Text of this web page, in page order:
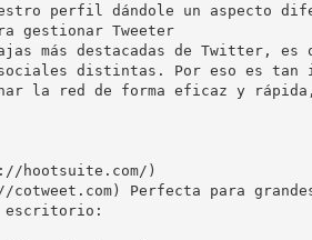
perfil dándole un aspecto
gestionar Tweeter
más destacadas de Twitter, es
distintas. Por eso es tan
la red de forma eficaz y rápida,
hootsuite.com/)
Perfecta para
escritorio: